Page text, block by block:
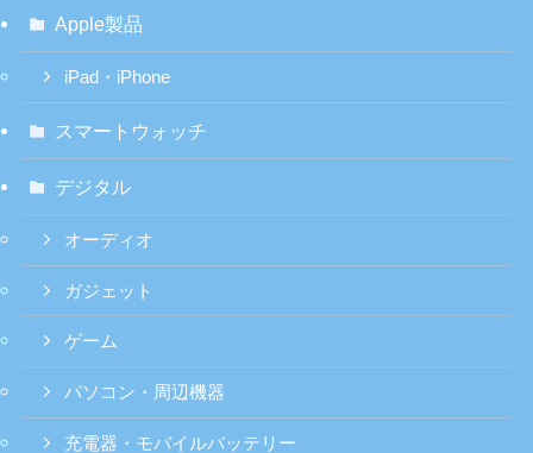
Apple製品
iPad・iPhone
スマートウォッチ
デジタル
オーディオ
ガジェット
ゲーム
パソコン・周辺機器
充電器・モバイルバッテリー